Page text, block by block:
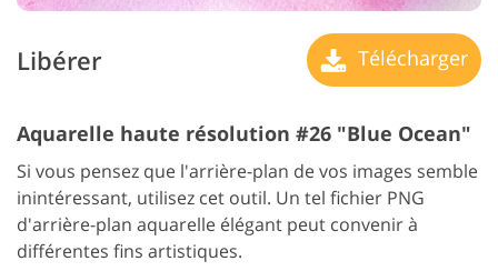
Libérer Télécharger
Aquarelle haute résolution #26 "Blue Ocean"
Si vous pensez que l'arrière-plan de vos images semble
inintéressant, utilisez cet outil. Un tel fichier PNG
d'arrière-plan aquarelle élégant peut convenir à
différentes fins artistiques.